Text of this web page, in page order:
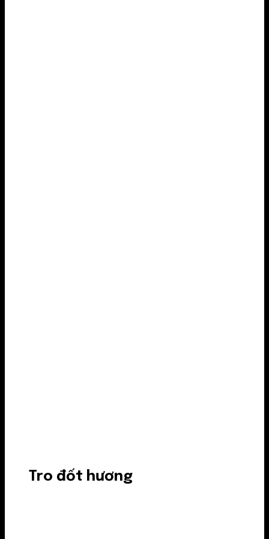
Tro đốt hương